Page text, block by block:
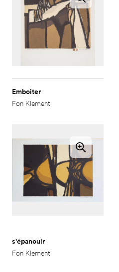
Emboiter
Fon Klement
s'épanouir
Fon Klement